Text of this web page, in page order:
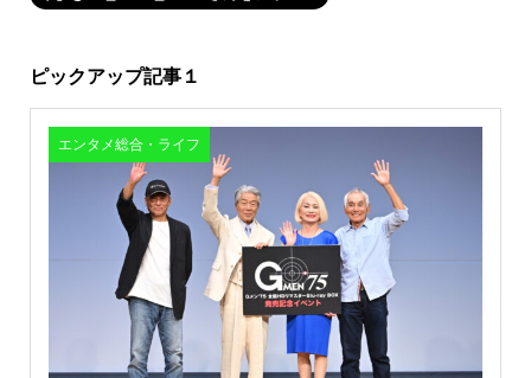
ピックアップ記事１
エンタメ総合・ライフ